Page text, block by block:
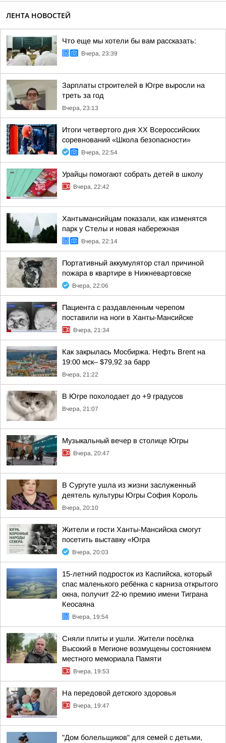
ЛЕНТА НОВОСТЕЙ
Что еще мы хотели бы вам рассказать:
Вчера, 23:39
Зарплаты строителей в Югре выросли на
треть за год
Вчера, 23:13
Итоги четвертого дня XX Всероссийских
соревнований «Школа безопасности»
Вчера, 22:54
Урайцы помогают собрать детей в школу
Вчера, 22:42
Хантымансийцам показали, как изменятся
парк у Стелы и новая набережная
Вчера, 22:14
Портативный аккумулятор стал причиной
пожара в квартире в Нижневартовске
Вчера, 22:06
Пациента с раздавленным черепом
поставили на ноги в Ханты-Мансийске
Вчера, 21:34
Как закрылась Мосбиржа. Нефть Brent на
19:00 мск– $79,92 за барр
Вчера, 21:22
В Югре похолодает до +9 градусов
Вчера, 21:07
Музыкальный вечер в столице Югры
Вчера, 20:47
В Сургуте ушла из жизни заслуженный
деятель культуры Югры София Король
Вчера, 20:10
Жители и гости Ханты-Мансийска смогут
посетить выставку «Югра
Вчера, 20:03
15-летний подросток из Каспийска, который
спас маленького ребёнка с карниза открытого
окна, получит 22-ю премию имени Тиграна
Кеосаяна
Вчера, 19:54
Сняли плиты и ушли. Жители посёлка
Высокий в Мегионе возмущены состоянием
местного мемориала Памяти
Вчера, 19:53
На передовой детского здоровья
Вчера, 19:47
"Дом болельщиков" для семей с детьми,